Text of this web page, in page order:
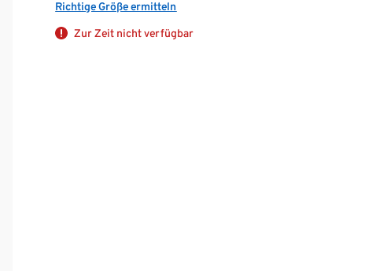
Richtige Größe ermitteln
Zur Zeit nicht verfügbar